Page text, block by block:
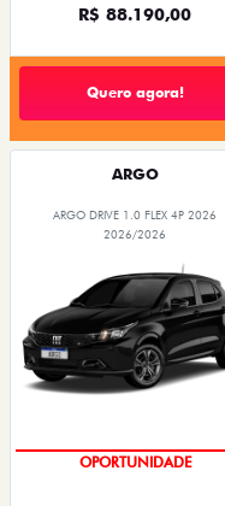
R$ 88.190,00
Quero agora!
ARGO
ARGO DRIVE 1.0 FLEX 4P 2026
2026/2026
OPORTUNIDADE